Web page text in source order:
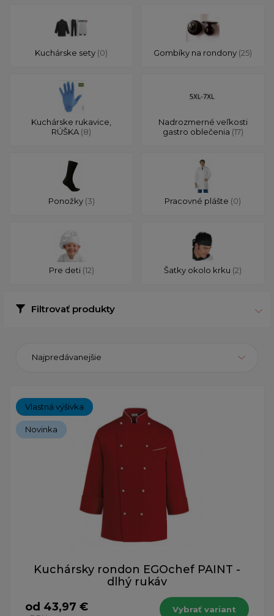
Kuchárske sety (0) Gombíky na rondony (25)
Kuchárske rukavice,
RÚŠKA (8)
Nadrozmerné veľkosti
gastro oblečenia (17)
Ponožky (3) Pracovné plášte (0)
Pre deti (12) Šatky okolo krku (2)
Filtrovať produkty
Najpredávanejšie
Vlastná výšivka
Novinka
Kuchársky rondon EGOchef PAINT -
dlhý rukáv
od 43,97 €
Vybrať variant